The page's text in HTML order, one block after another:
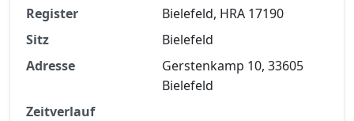
Finanzkennzahlen nach kostenloser
Registrierung verfügbar
Jetzt kostenlos registrieren
Register
Bielefeld, HRA 17190
Sitz
Bielefeld
Adresse
Gerstenkamp 10, 33605
Bielefeld
Zeitverlauf